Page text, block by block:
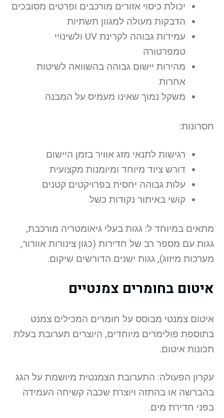
יכולת כיסוי אזורים מורכבים ופרטים מסובכים
הדבקות מעולה למגוון תשתיות
עמידות גבוהה לקרינת UV ולשינויי
טמפרטורה
מהירות יישום גבוהה בהשוואה לשיטות
אחרות
משקל נמוך שאינו מעמיס על המבנה
חסרונות:
רגישות לתנאי מזג אוויר בזמן היישום
דורש ציוד מיוחד ומיומנות מקצועית
עלות גבוהה יחסית בפרויקטים קטנים
קושי באיתור נקודות כשל
מתאים במיוחד ל: גגות בעלי גיאומטריה מורכבת,
גגות עם מספר רב של חדירות (כגון צינורות אוורור,
מערכות מיזוג), גגות ישנים הדורשים שיקום.
איטום בחומרים צמנטיים
איטום צמנטי מבוסס על חומרים המכילים צמנט
בתוספת פולימרים מיוחדים, היוצרים תערובת בעלת
תכונות איטום.
עקרון הפעולה: התערובת הצמנטית מיושמת על הגג
בהברשה או בהתזה ויוצרת שכבה קשיחה העמידה
בפני חדירת מים.